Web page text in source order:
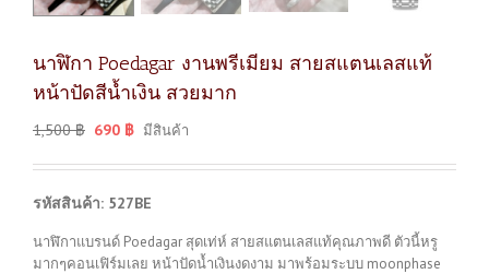
นาฬิกา Poedagar งานพรีเมียม สายสแตนเลสแท้
หน้าปัดสีน้ำเงิน สวยมาก
1,500฿ 690 ฿ มีสินค้า
รหัสสินค้า: 527BE
นาฬิกาแบรนด์ Poedagar สุดเท่ห์ สายสแตนเลสแท้คุณภาพดี ตัวนี้หรู
มากๆคอนเฟิร์มเลย หน้าปัดน้ำเงินงดงาม มาพร้อมระบบ moonphase